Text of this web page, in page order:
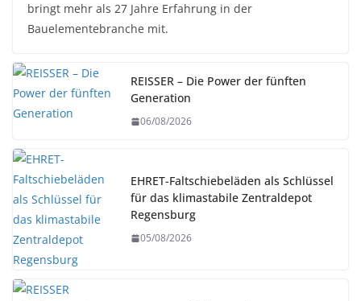
bringt mehr als 27 Jahre Erfahrung in der
Bauelementebranche mit.
REISSER – Die Power der fünften
Generation
06/08/2026
EHRET-Faltschiebeläden als Schlüssel
für das klimastabile Zentraldepot
Regensburg
05/08/2026